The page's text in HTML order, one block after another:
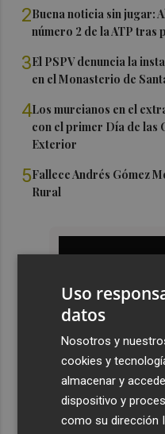
2Buena noticia sin jugar:
número 2 de la ATP tras
3El PSPV denuncia la
en el Monasterio de
4Los murcianos en el
con el primer Día de las
Exterior
5Fallece Andrés Gómez
Rural
Uso
datos
Nosotros y
cookies y
almacenar y
dispositivo y
como su dirección